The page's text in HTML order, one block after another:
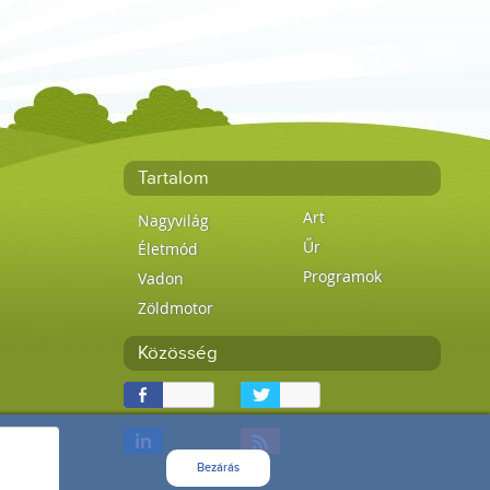
Bezárás
Tartalom
Nagyvilág
Életmód
Vadon
Zöldmotor
Art
Űr
Programok
Közösség